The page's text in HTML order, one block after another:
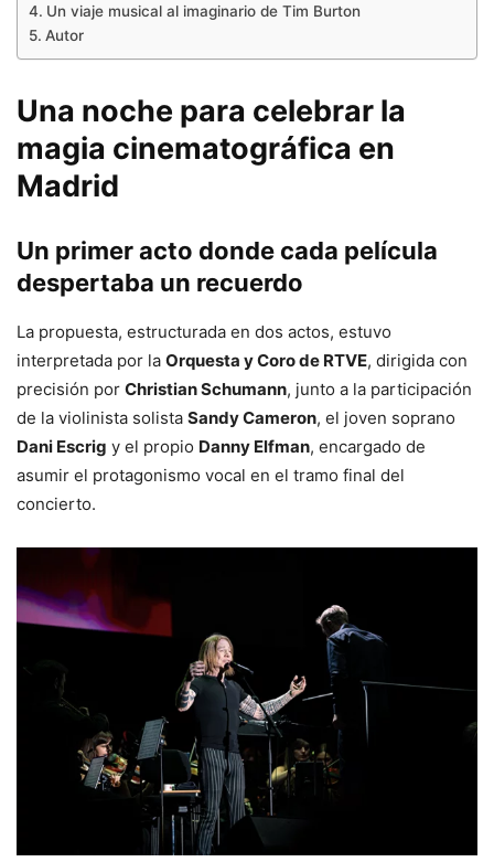
Un viaje musical al imaginario de Tim Burton
Autor
Una noche para celebrar la
magia cinematográfica en
Madrid
Un primer acto donde cada película
despertaba un recuerdo
La propuesta, estructurada en dos actos, estuvo
interpretada por la Orquesta y Coro de RTVE, dirigida con
precisión por Christian Schumann, junto a la participación
de la violinista solista Sandy Cameron, el joven soprano
Dani Escrig y el propio Danny Elfman, encargado de
asumir el protagonismo vocal en el tramo final del
concierto.